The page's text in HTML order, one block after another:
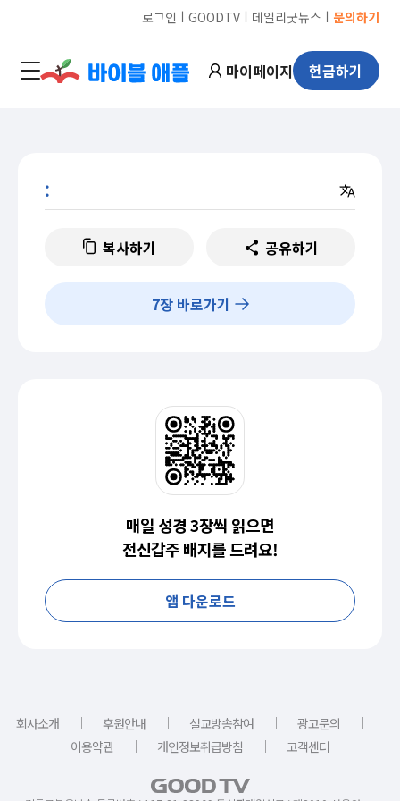
로그인 ㅣ GOODTVㅣ 데일리굿뉴스 ㅣ 문의하기
마이페이지 헌금하기
:
복사하기 공유하기
7장 바로가기
매일 성경 3장씩 읽으면
전신갑주 배지를 드려요!
앱 다운로드
회사소개 ｜ 후원안내 ｜ 설교방송참여 ｜ 광고문의
｜
이용약관
｜ 개인정보취급방침 ｜ 고객센터